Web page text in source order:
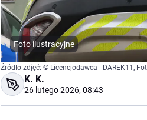
Foto ilustracyjne
Źródło zdjęć: © Licencjodawca | DAREK11,
K. K.
26 lutego 2026, 08:43